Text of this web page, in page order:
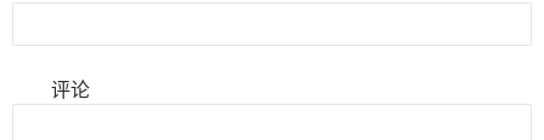
评论